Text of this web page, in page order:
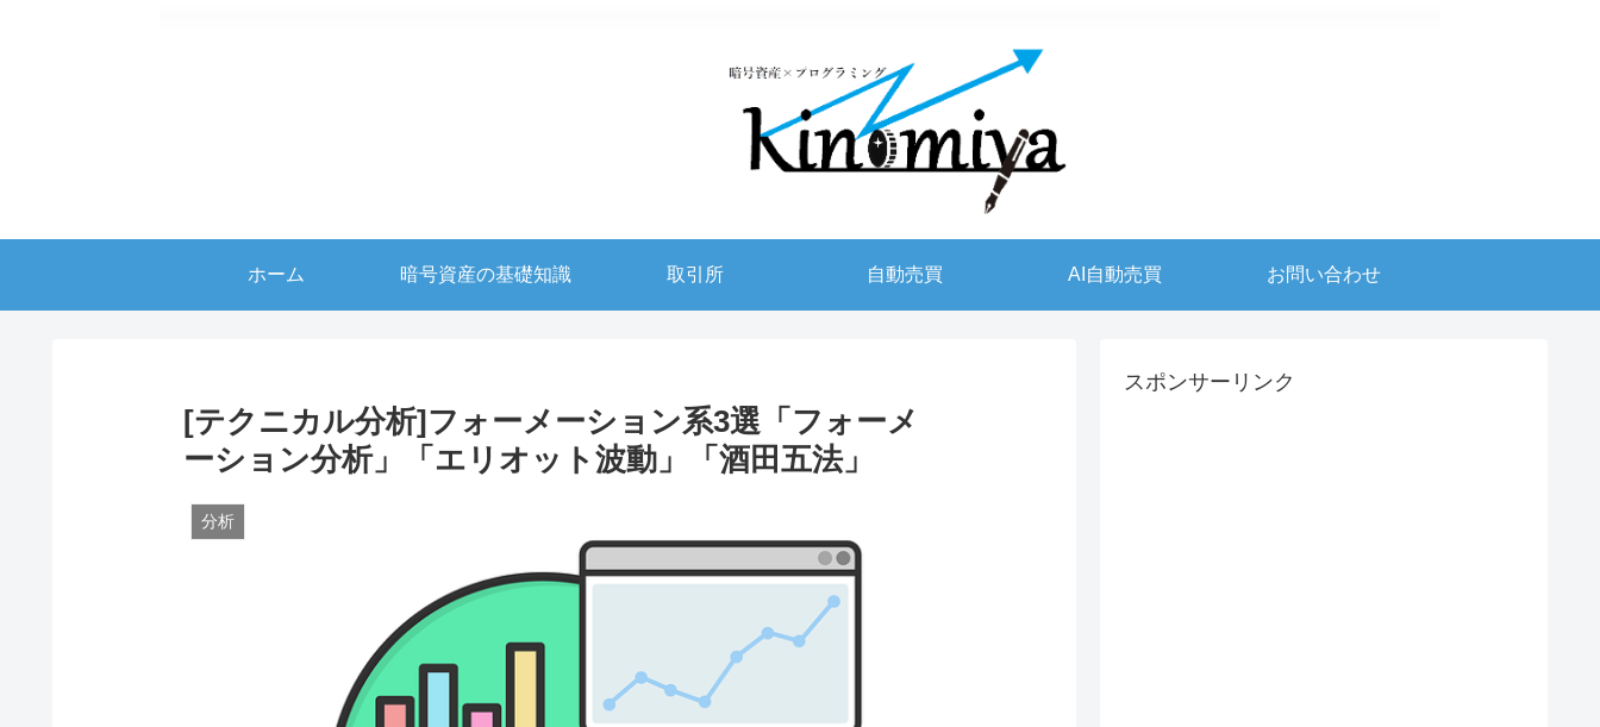
ホーム 暗号資産の基礎知識 取引所 自動売買 AI自動売買 お問い合わせ
[テクニカル分析]フォーメーション系3選「フォーメ
ーション分析」「エリオット波動」「酒田五法」
分析
スポンサーリンク